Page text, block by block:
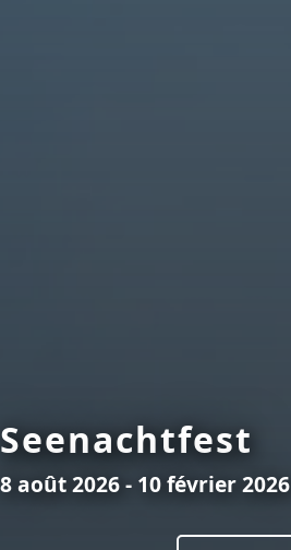
Seenachtfest
8 août 2026 - 10 février 2026